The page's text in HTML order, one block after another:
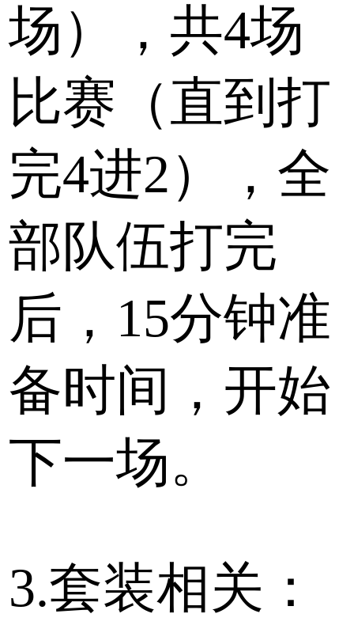
场），共4场
比赛（直到打
完4进2），全
部队伍打完
后，15分钟准
备时间，开始
下一场。
3.套装相关：